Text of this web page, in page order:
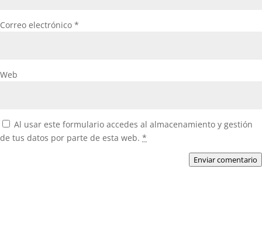
Correo electrónico *
Web
Al usar este formulario accedes al almacenamiento y gestión
de tus datos por parte de esta web. *
Enviar comentario